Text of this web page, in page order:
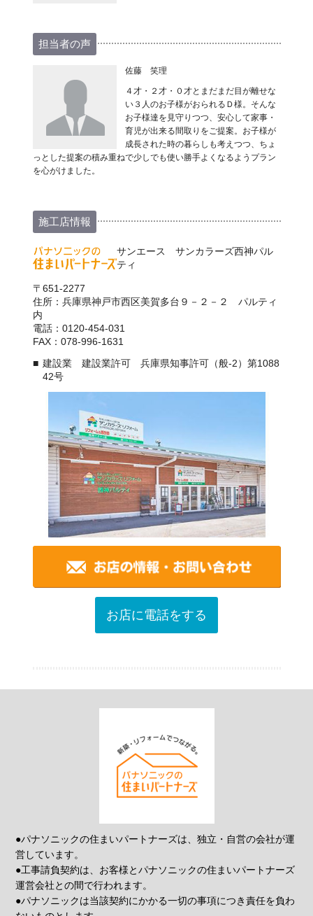
担当者の声
佐藤 笑理
４才・２才・０才とまだまだ目が離せな
い３人のお子様がおられるＤ様。そんな
お子様達を見守りつつ、安心して家事・
育児が出来る間取りをご提案。お子様が
成長された時の暮らしも考えつつ、ちょ
っとした提案の積み重ねで少しでも使い勝手よくなるようプラン
を心がけました。
施工店情報
サンエース サンカラーズ西神パル
ティ
〒651-2277
住所：兵庫県神戸市西区美賀多台９－２－２ パルティ
内
電話：0120-454-031
FAX：078-996-1631
建設業 建設業許可 兵庫県知事許可（般-2）第1088
42号
お店に電話をする
●パナソニックの住まいパートナーズは、独立・自営の会社が運
営しています。
●工事請負契約は、お客様とパナソニックの住まいパートナーズ
運営会社との間で行われます。
●パナソニックは当該契約にかかる一切の事項につき責任を負わ